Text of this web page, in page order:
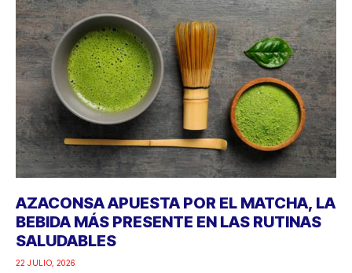
AZACONSA APUESTA POR EL MATCHA, LA
BEBIDA MÁS PRESENTE EN LAS RUTINAS
SALUDABLES
22 JULIO, 2026